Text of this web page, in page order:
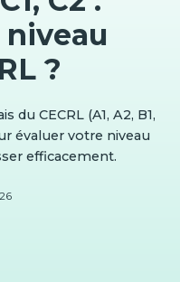
?
du CECRL (A1, A2, B1,
évaluer votre niveau
efficacement.